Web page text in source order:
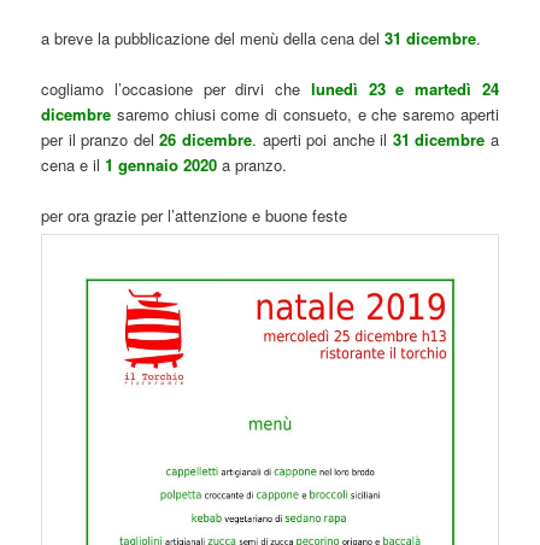
a breve la pubblicazione del menù della cena del31 dicembre.
cogliamo l’occasione per dirvi che lunedì 23 e martedì 24
dicembre saremo chiusi come di consueto, e che saremo aperti
per il pranzo del26 dicembre. aperti poi anche il 31 dicembre a
cena e il1 gennaio 2020 a pranzo.
per ora grazie per l’attenzione e buone feste